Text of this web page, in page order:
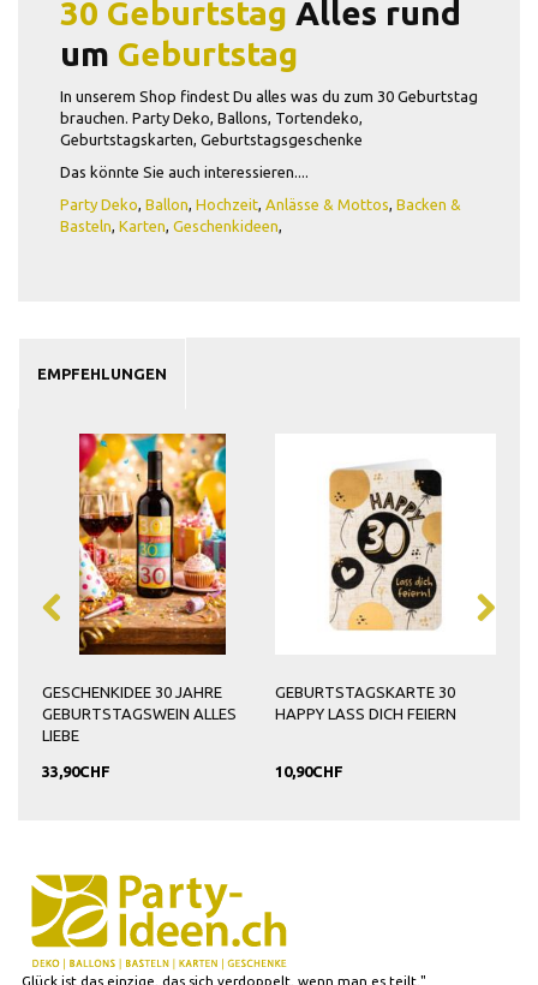
30 Geburtstag Alles rund
um Geburtstag
In unserem Shop findest Du alles was du zum 30 Geburtstag
brauchen. Party Deko, Ballons, Tortendeko,
Geburtstagskarten, Geburtstagsgeschenke
Das könnte Sie auch interessieren....
Party Deko, Ballon, Hochzeit, Anlässe & Mottos, Backen &
Basteln, Karten, Geschenkideen,
EMPFEHLUNGEN
GESCHENKIDEE 30 JAHRE
GEBURTSTAGSWEIN ALLES
LIEBE
33,90CHF
GEBURTSTAGSKARTE 30
HAPPY LASS DICH FEIERN
10,90CHF
Glück ist das einzige, das sich verdoppelt, wenn man es teilt."